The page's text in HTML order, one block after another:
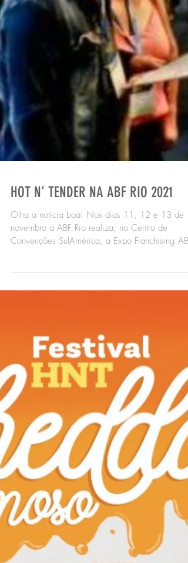
HOT N’ TENDER NA ABF RIO 2021
Olha a notícia boa! Nos dias 11, 12 e 13 de
novembro a ABF Rio realiza, no Centro de
Convenções SulAmérica, a Expo Franchising ABF
Rio. A...